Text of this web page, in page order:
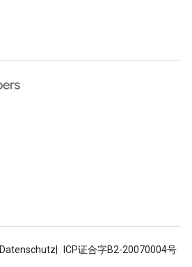
Datenschutz
ICP证合字B2-20070004号